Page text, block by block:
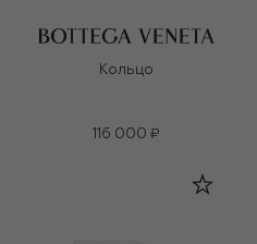
Кольцо
116 000 ₽